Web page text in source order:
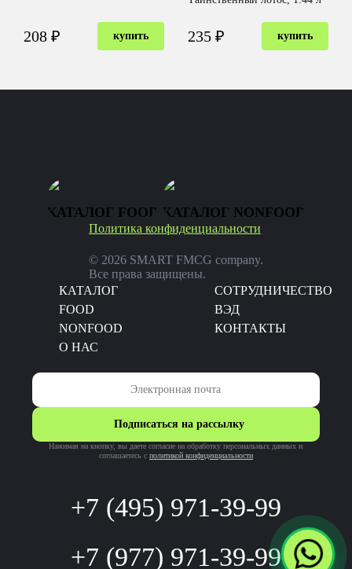
208 ₽ купить 235 ₽ купить
КАТАЛОГ FOOD КАТАЛОГ NONFOOD
Политика конфиденциальности
© 2026 SMART FMCG company.
Все права защищены.
КАТАЛОГ
CОТРУДНИЧЕСТВО
FOOD
ВЭД
NONFOOD
КОНТАКТЫ
О НАС
+7 (495) 971-39-99
+7 (977) 971-39-99
Подписаться на рассылку
Нажимая на кнопку, вы даете согласие на обработку персональных данных и
соглашаетесь c политикой конфиденциальности